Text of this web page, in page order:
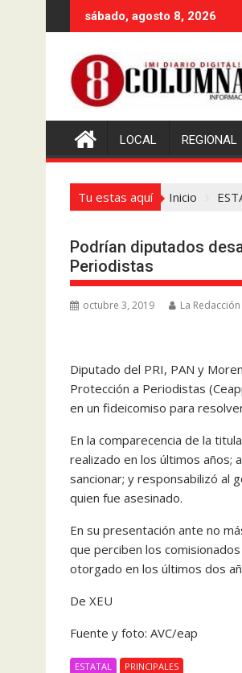
al
sábado, agosto 8, 2026
LOCAL REGIONAL
Tu estas aquí Inicio
Podrían diputados
Periodistas
octubre 3, 2019 La Redacción
Diputado del PRI, PAN y
Protección a Periodistas
en un fideicomiso para
En la comparecencia de la
realizado en los últimos años;
sancionar; y responsabilizó al
quien fue asesinado.
En su presentación ante no
que perciben los
otorgado en los últimos dos
De XEU
Fuente y foto: AVC/eap
ESTATAL PRINCIPALES